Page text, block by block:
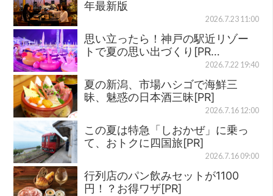
年最新版
2026.7.23 11:00
思い立ったら！神戸の駅近リゾー
トで夏の思い出づくり[PR…
2026.7.22 19:40
夏の新潟、市場ハシゴで海鮮三
昧、魅惑の日本酒三昧[PR]
2026.7.16 12:00
この夏は特急「しおかぜ」に乗っ
て、おトクに四国旅[PR]
2026.7.16 09:00
行列店のパン飲みセットが1100
円！？お得ワザ[PR]